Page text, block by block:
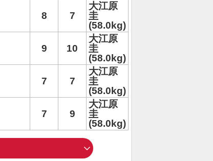
8 7
大江原
圭
(58.0kg)
9 10
大江原
圭
(58.0kg)
7 7
大江原
圭
(58.0kg)
7 9
大江原
圭
(58.0kg)